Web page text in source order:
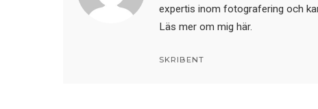
expertis inom fotografering och
Läs mer om mig här.
SKRIBENT